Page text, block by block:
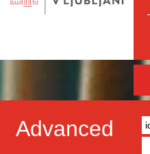
Advanced